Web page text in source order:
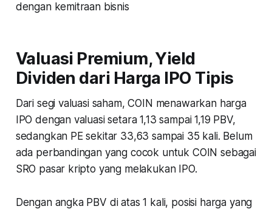
dengan kemitraan bisnis
Valuasi Premium, Yield
Dividen dari Harga IPO Tipis
Dari segi valuasi saham, COIN menawarkan harga
IPO dengan valuasi setara 1,13 sampai 1,19 PBV,
sedangkan PE sekitar 33,63 sampai 35 kali. Belum
ada perbandingan yang cocok untuk COIN sebagai
SRO pasar kripto yang melakukan IPO.
Dengan angka PBV di atas 1 kali, posisi harga yang